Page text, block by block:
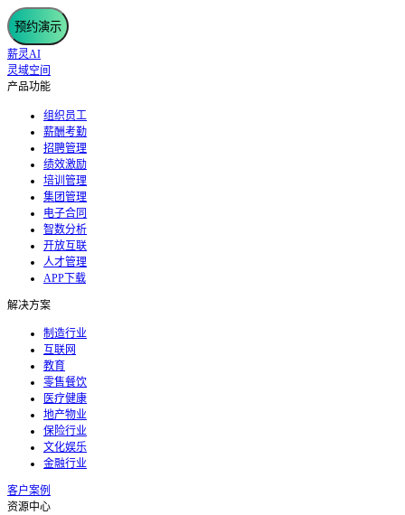
预约演示
薪灵AI
灵域空间
产品功能
组织员工
薪酬考勤
招聘管理
绩效激励
培训管理
集团管理
电子合同
智数分析
开放互联
人才管理
APP下载
解决方案
制造行业
互联网
教育
零售餐饮
医疗健康
地产物业
保险行业
文化娱乐
金融行业
客户案例
资源中心